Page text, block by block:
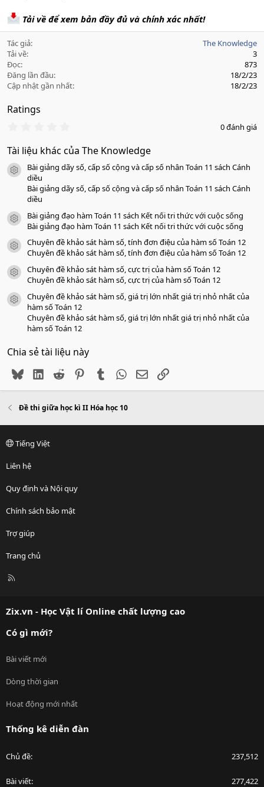
Tải về để xem bản đầy đủ và chính xác nhất!
Tác giả
The Knowledge
Tải về
3
Đọc
873
Đăng lần đầu
18/2/23
Cập nhật gần nhất
18/2/23
Ratings
0
0
a
0 đánh giá
Tài liệu khác của The Knowledge
icon tài liệu
Bài giảng dãy số, cấp số cộng và cấp số nhân Toán 11 sách Cánh
diều
Bài giảng dãy số, cấp số cộng và cấp số nhân Toán 11 sách Cánh
diều
icon tài liệu
Bài giảng đạo hàm Toán 11 sách Kết nối tri thức với cuộc sống
Bài giảng đạo hàm Toán 11 sách Kết nối tri thức với cuộc sống
icon tài liệu
Chuyên đề khảo sát hàm số, tính đơn điệu của hàm số Toán 12
Chuyên đề khảo sát hàm số, tính đơn điệu của hàm số Toán 12
icon tài liệu
Chuyên đề khảo sát hàm số, cực trị của hàm số Toán 12
Chuyên đề khảo sát hàm số, cực trị của hàm số Toán 12
icon tài liệu
Chuyên đề khảo sát hàm số, giá trị lớn nhất giá trị nhỏ nhất của
hàm số Toán 12
Chuyên đề khảo sát hàm số, giá trị lớn nhất giá trị nhỏ nhất của
hàm số Toán 12
Chia sẻ tài liệu này
BlueskyLinkedIn
Reddit PinterestTumblr WhatsApp
EmailLink
Đề thi giữa học kì II Hóa học 10
Tiếng Việt
Liên hệ
Quy định và Nội quy
Chính sách bảo mật
Trợ giúp
Trang chủ
R
Zix.vn - Học Vật lí Online chất lượng cao
Có gì mới?
Bài viết mới
Dòng thời gian
Hoạt động mới nhất
Thống kê diễn đàn
Chủ đề 237,512
Bài viết 277,422